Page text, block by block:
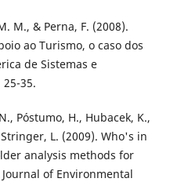
M., & Perna, F. (2008).
ao Turismo, o caso dos
de Sistemas e
35.
Póstumo, H., Hubacek, K.,
L. (2009). Who's in
analysis methods for
of Environmental